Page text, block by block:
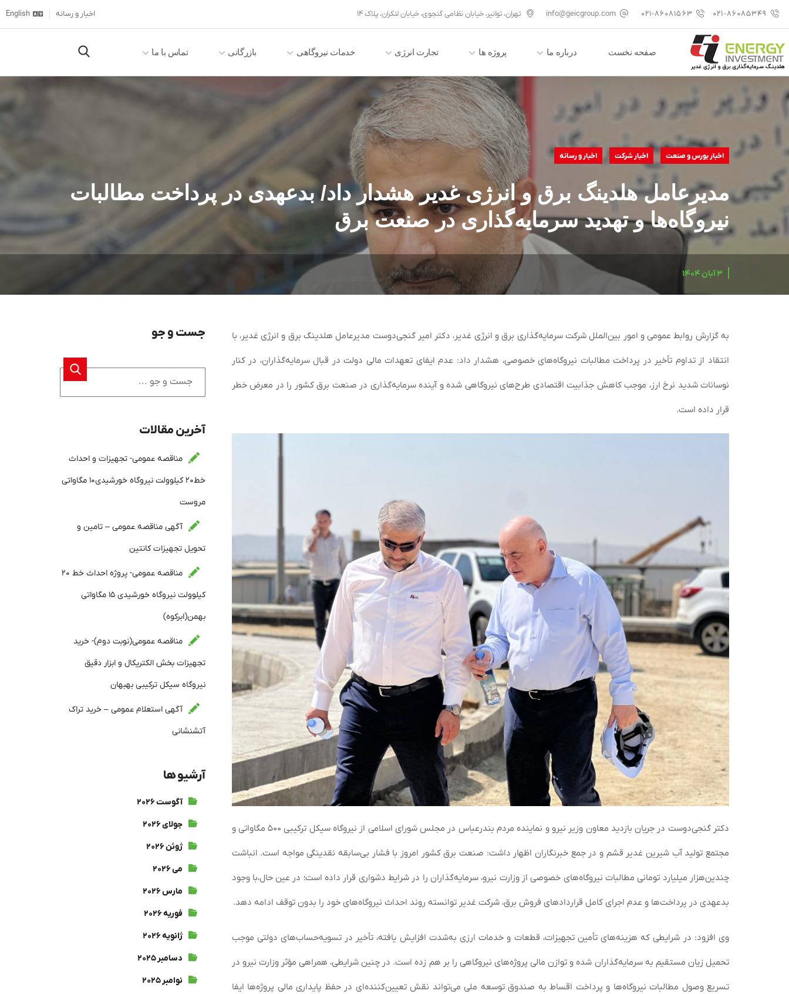
۰۲۱-۸۶۰۸۵۳۴۹ ۰۲۱-۸۶۰۸۱۵۶۳ info@geicgroup.com تهران، توانیر، خیابان نظامی گنجوی، خیابان لنکران، پلاک ۱۴ اخبار و رسانه English
صفحه نخست درباره ما پروژه ها تجارت انرژی خدمات نیروگاهی بازرگانی تماس با ما
اخبار بورس و صنعت اخبار شرکت اخبار و رسانه
مدیرعامل هلدینگ برق و انرژی غدیر هشدار داد/ بدعهدی در پرداخت مطالبات
نیروگاه‌ها و تهدید سرمایه‌گذاری در صنعت برق
۳ آبان ۱۴۰۴
به گزارش روابط عمومی و امور بین‌الملل شرکت سرمایه‌گذاری برق و انرژی غدیر، دکتر امیر گنجی‌دوست مدیرعامل هلدینگ برق و انرژی غدیر، با
انتقاد از تداوم تأخیر در پرداخت مطالبات نیروگاه‌های خصوصی، هشدار داد: عدم ایفای تعهدات مالی دولت در قبال سرمایه‌گذاران، در کنار
نوسانات شدید نرخ ارز، موجب کاهش جذابیت اقتصادی طرح‌های نیروگاهی شده و آینده سرمایه‌گذاری در صنعت برق کشور را در معرض خطر
قرار داده است.
دکتر گنجی‌دوست در جریان بازدید معاون وزیر نیرو و نماینده مردم بندرعباس در مجلس شورای اسلامی از نیروگاه سیکل ترکیبی ۵۰۰ مگاواتی و
مجتمع تولید آب شیرین غدیر قشم و در جمع خبرنگاران اظهار داشت: صنعت برق کشور امروز با فشار بی‌سابقه نقدینگی مواجه است. انباشت
چندین‌هزار میلیارد تومانی مطالبات نیروگاه‌های خصوصی از وزارت نیرو، سرمایه‌گذاران را در شرایط دشواری قرار داده است؛ در عین حال،با وجود
بدعهدی در پرداخت‌ها و عدم اجرای کامل قراردادهای فروش برق، شرکت غدیر توانسته روند احداث نیروگاه‌های خود را بدون توقف ادامه دهد.
وی افزود: در شرایطی که هزینه‌های تأمین تجهیزات، قطعات و خدمات ارزی به‌شدت افزایش یافته، تأخیر در تسویه‌حساب‌های دولتی موجب
تحمیل زیان مستقیم به سرمایه‌گذاران شده و توازن مالی پروژه‌های نیروگاهی را بر هم زده است. در چنین شرایطی، همراهی مؤثر وزارت نیرو در
تسریع وصول مطالبات نیروگاه‌ها و پرداخت اقساط به صندوق توسعه ملی می‌تواند نقش تعیین‌کننده‌ای در حفظ پایداری مالی پروژه‌ها ایفا
جست و جو
آخرین مقالات
مناقصه عمومی- تجهیزات و احداث
خط۲۰ کیلوولت نیروگاه خورشیدی۱۰ مگاواتی
مروست
آگهی مناقصه عمومی – تامین و
تحویل تجهیزات کانتین
مناقصه عمومی- پروژه احداث خط ۲۰
کیلوولت نیروگاه خورشیدی ۱۵ مگاواتی
بهمن(ابرکوه)
مناقصه عمومی(نوبت دوم)- خرید
تجهیزات بخش الکتریکال و ابزار دقیق
نیروگاه سیکل ترکیبی بهبهان
آگهی استعلام عمومی – خرید تراک
آتشنشانی
آرشیو ها
آگوست ۲۰۲۶
جولای ۲۰۲۶
ژوئن ۲۰۲۶
می ۲۰۲۶
مارس ۲۰۲۶
فوریه ۲۰۲۶
ژانویه ۲۰۲۶
دسامبر ۲۰۲۵
نوامبر ۲۰۲۵